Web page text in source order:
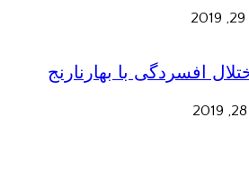
افسردگی با بهارنارنج